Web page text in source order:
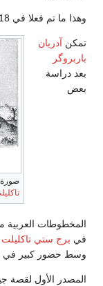
وهذا ما تم فعلا في 18 سبتمبر 1569.
صورة
تمكن آدريان
باربروگر
بعد دراسة
بعض
المخطوطات العربية
في برج ستي تاكليلت
وسط حضور كبير في عام
المصدر الأول لقصة